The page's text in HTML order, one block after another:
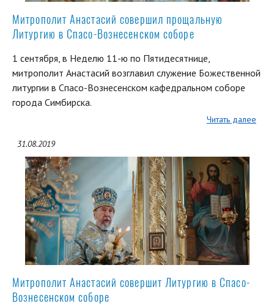
Митрополит Анастасий совершил прощальную
Литургию в Спасо-Вознесенском соборе
1 сентября, в Неделю 11-ю по Пятидесятнице,
митрополит Анастасий возглавил служение Божественной
литургии в Спасо-Вознесенском кафедральном соборе
города Симбирска.
Читать далее
31.08.2019
Митрополит Анастасий совершит Литургию в Спасо-
Вознесенском соборе